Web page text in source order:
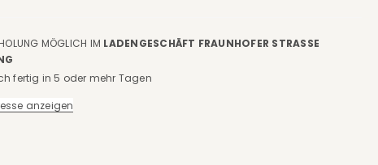
MÖGLICH IM LADENGESCHÄFT FRAUNHOFER STRASSE S
fertig in 5 oder mehr Tagen
anzeigen